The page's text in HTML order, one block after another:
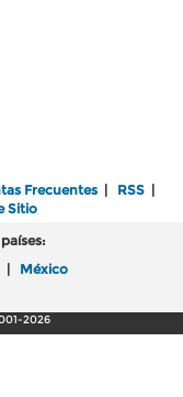
Frecuentes | RSS |
Sitio
| México
2026